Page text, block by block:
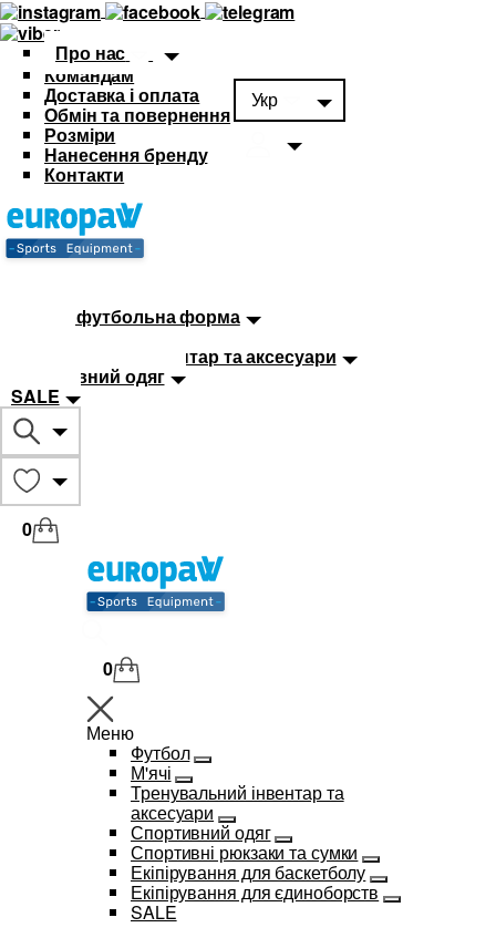
Про нас
Командам
Доставка і оплата
Обмін та повернення
Розміри
Нанесення бренду
Контакти
Укр
Дитяча футбольна форма
Тренувальний інвентар та аксесуари
Спортивний одяг
SALE
0
0
Меню
Футбол
М'ячі
Тренувальний інвентар та
аксесуари
Спортивний одяг
Спортивні рюкзаки та сумки
Екіпірування для баскетболу
Екіпірування для єдиноборств
SALE